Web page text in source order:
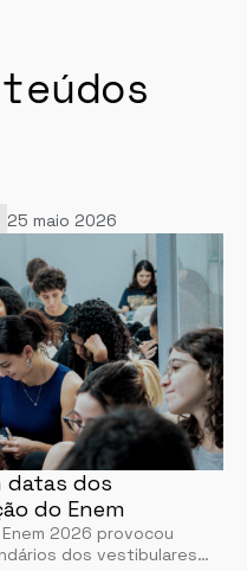
25 maio 2026
datas dos
do Enem
2026 provocou
dos vestibulares…